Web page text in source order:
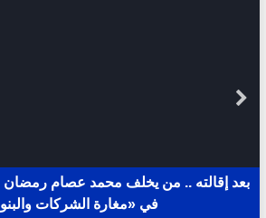
بعد إقالته .. من يخلف محمد عصام رمضان
في «مغارة الشركات